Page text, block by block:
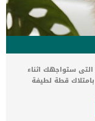
التى ستواجهك اثناء
قطة لطيفة
صغيرة ، أو ستحصل
كيفية تكوين صداقة